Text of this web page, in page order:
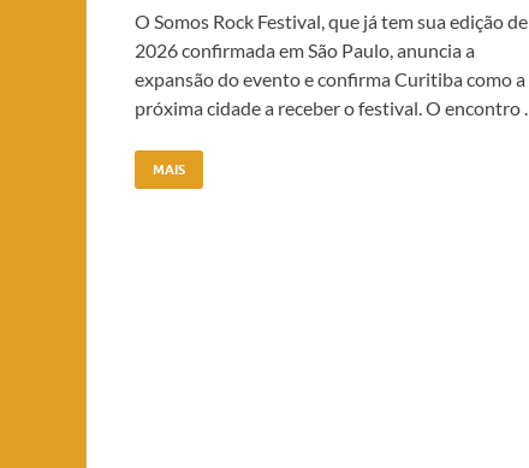
O Somos Rock Festival, que já tem sua edição de
2026 confirmada em São Paulo, anuncia a
expansão do evento e confirma Curitiba como a
próxima cidade a receber o festival. O encontro …
MAIS